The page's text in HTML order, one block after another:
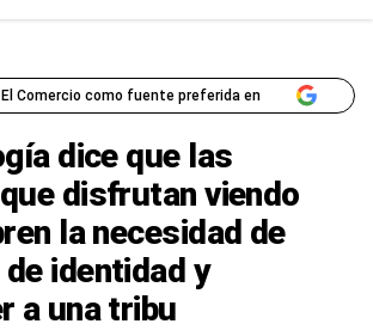
Comercio como fuente preferida en
dice que las
disfrutan viendo
la necesidad de
identidad y
a una tribu